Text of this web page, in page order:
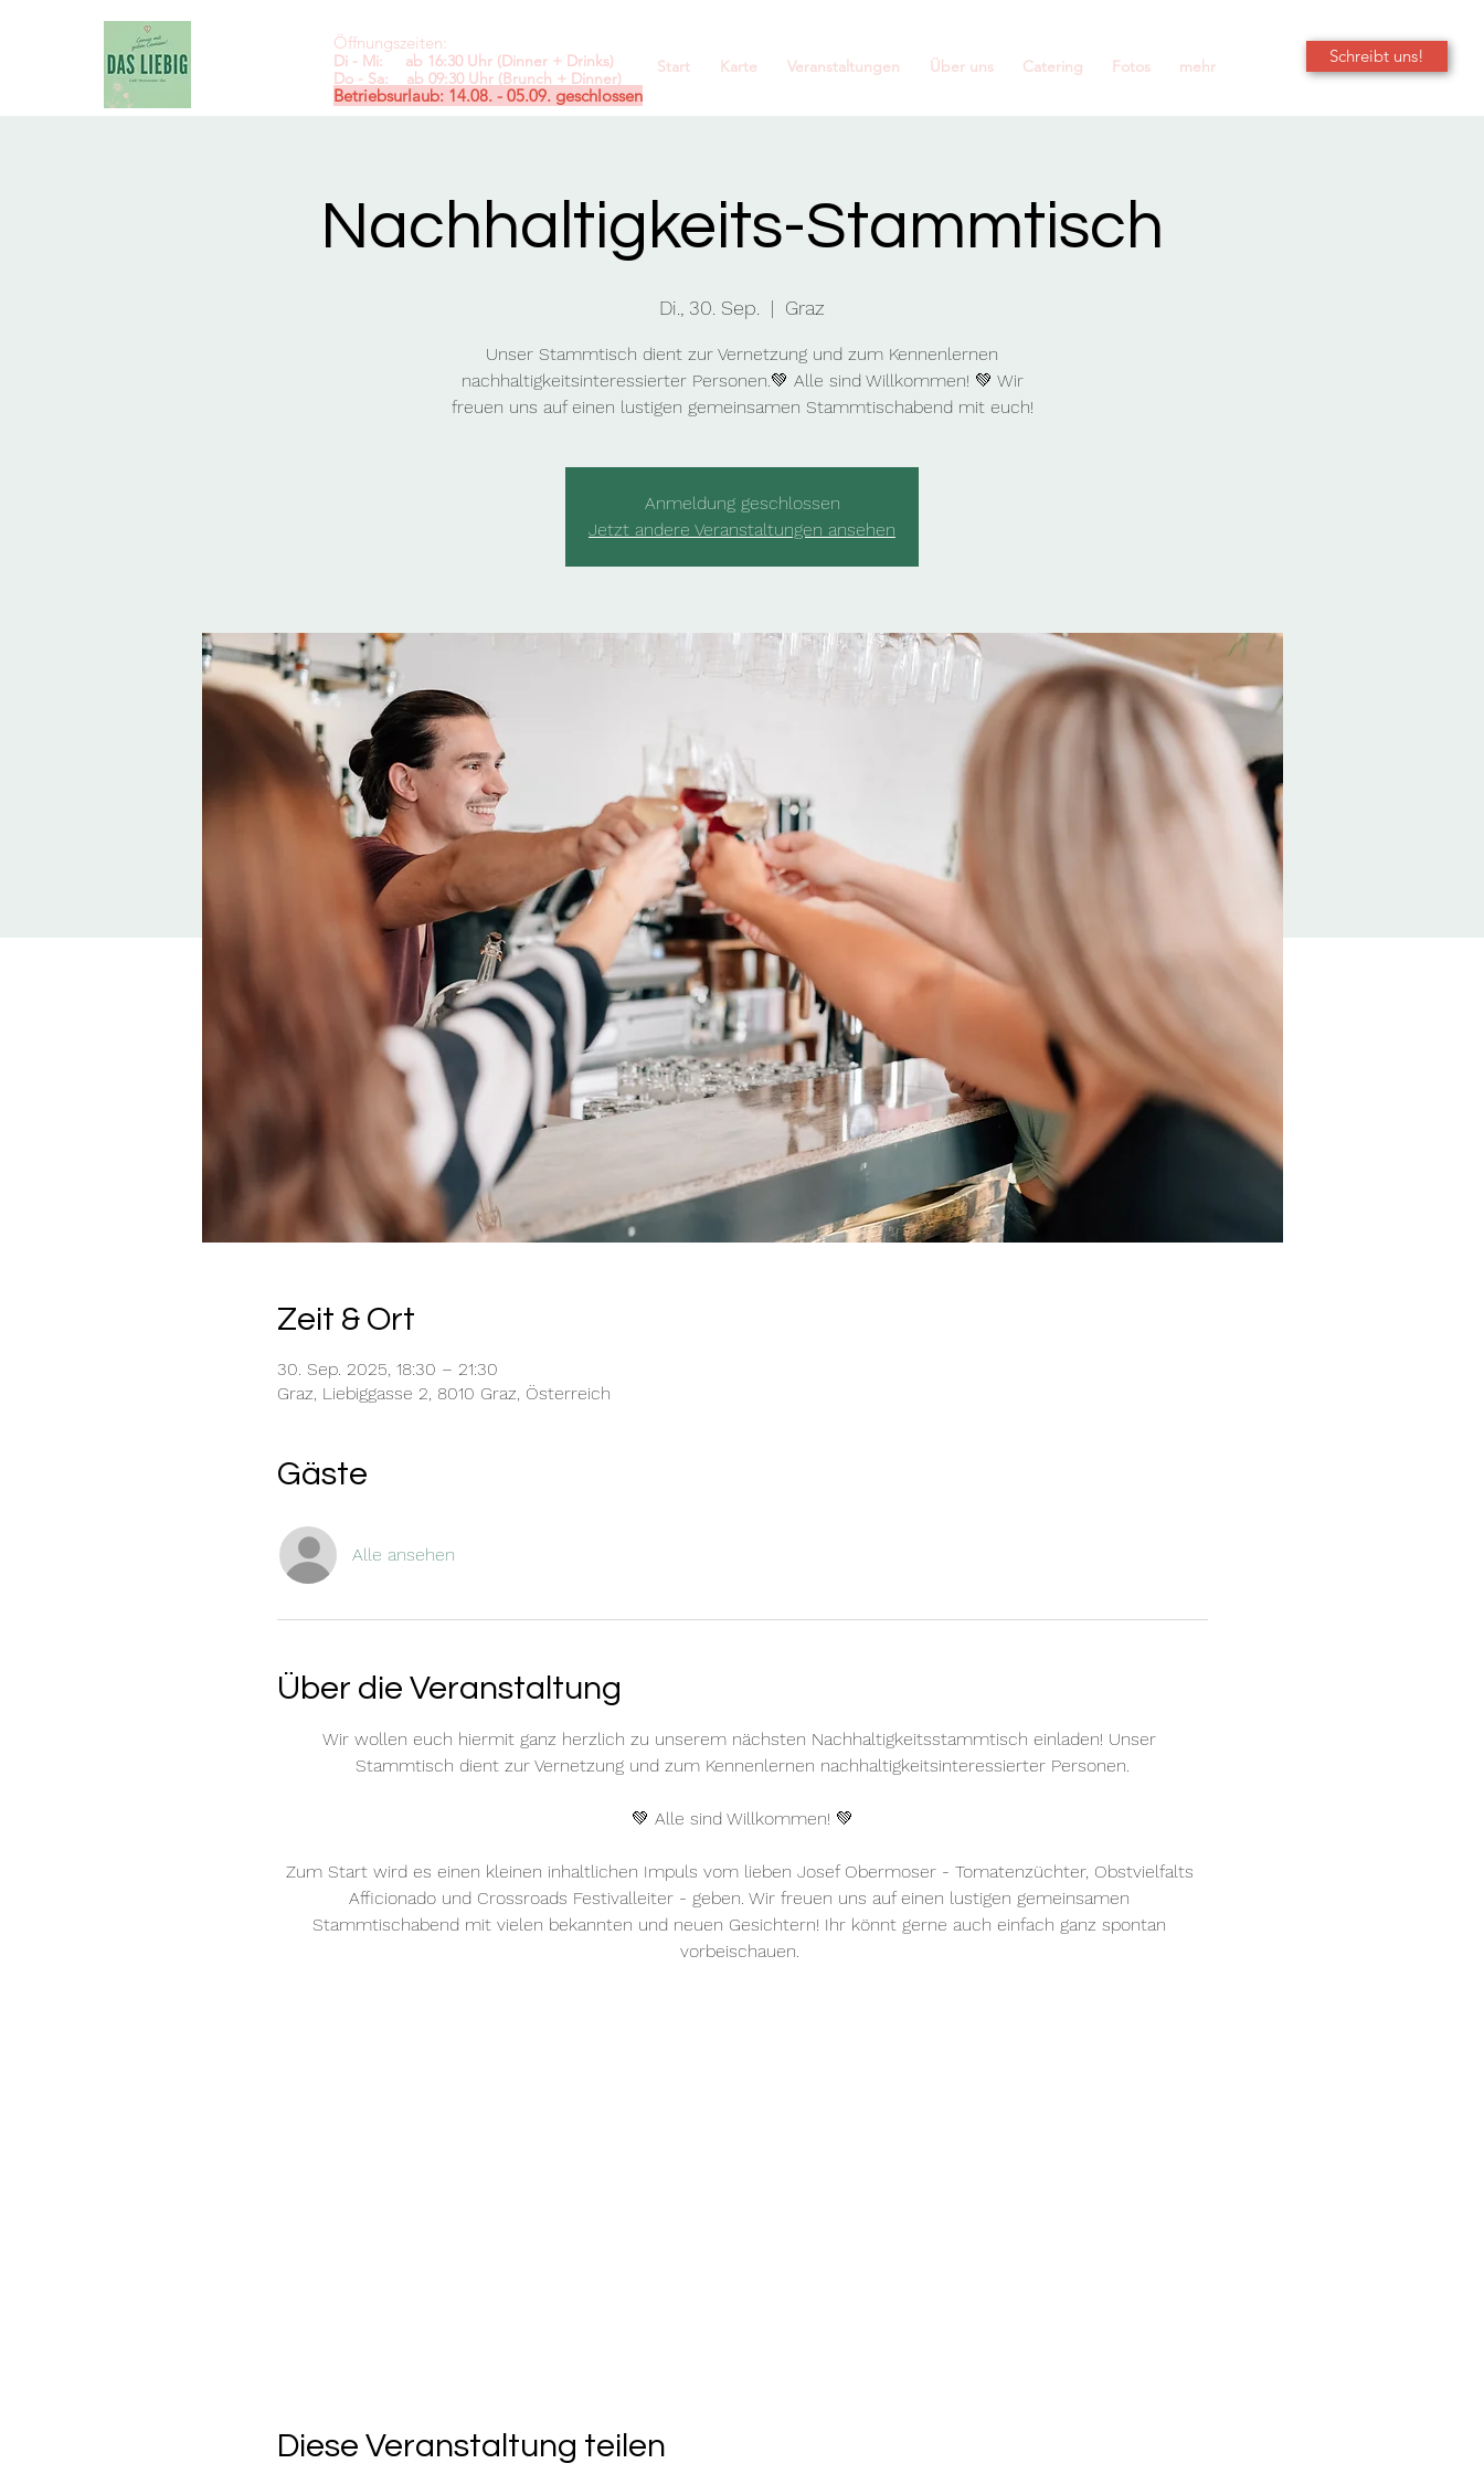
Schreibt uns!
Öffnungszeiten:
Di - Mi: ab 16:30 Uhr (Dinner + Drinks)
Do - Sa: ab 09:30 Uhr (Brunch + Dinner)
Betriebsurlaub: 14.08. - 05.09. geschlossen
Start Karte Veranstaltungen Über uns Catering Fotos mehr
Nachhaltigkeits-Stammtisch
Di., 30. Sep.
  |
Graz
Unser Stammtisch dient zur Vernetzung und zum Kennenlernen
nachhaltigkeitsinteressierter Personen.💚 Alle sind Willkommen! 💚 Wir
freuen uns auf einen lustigen gemeinsamen Stammtischabend mit euch!
Anmeldung geschlossen
Jetzt andere Veranstaltungen ansehen
Zeit & Ort
30. Sep. 2025, 18:30 – 21:30
Graz, Liebiggasse 2, 8010 Graz, Österreich
Gäste
Alle ansehen
Über die Veranstaltung
Wir wollen euch hiermit ganz herzlich zu unserem nächsten Nachhaltigkeitsstammtisch einladen! Unser
Stammtisch dient zur Vernetzung und zum Kennenlernen nachhaltigkeitsinteressierter Personen.
💚 Alle sind Willkommen! 💚
Zum Start wird es einen kleinen inhaltlichen Impuls vom lieben Josef Obermoser - Tomatenzüchter, Obstvielfalts
Afficionado und Crossroads Festivalleiter - geben. Wir freuen uns auf einen lustigen gemeinsamen
Stammtischabend mit vielen bekannten und neuen Gesichtern! Ihr könnt gerne auch einfach ganz spontan
vorbeischauen.
Diese Veranstaltung teilen